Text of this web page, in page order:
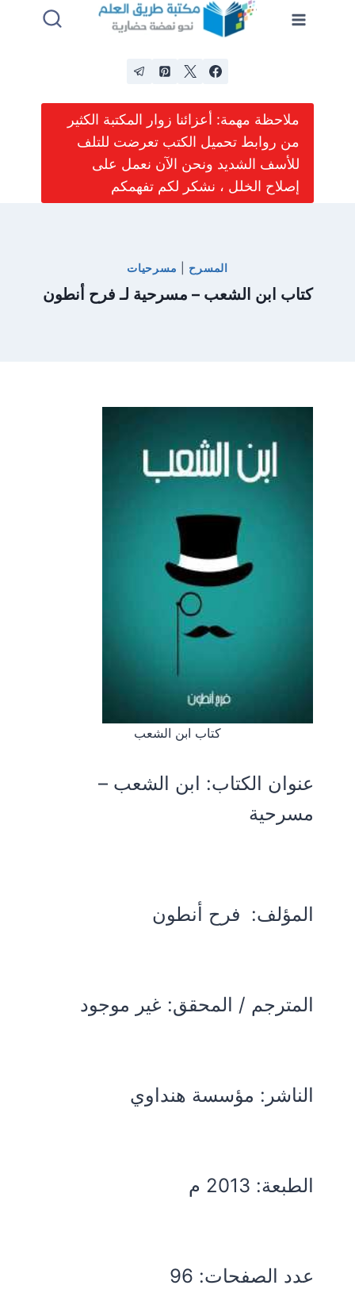
ملاحظة مهمة: أعزائنا زوار المكتبة الكثير
من روابط تحميل الكتب تعرضت للتلف
للأسف الشديد ونحن الآن نعمل على
إصلاح الخلل ، نشكر لكم تفهمكم
المسرح مسرحيات
كتاب ابن الشعب – مسرحية لـ فرح أنطون
كتاب ابن الشعب
عنوان الكتاب: ابن الشعب –
مسرحية
المؤلف: فرح أنطون
المترجم / المحقق: غير موجود
الناشر: مؤسسة هنداوي
الطبعة: 2013 م
عدد الصفحات: 96